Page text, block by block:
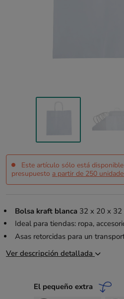
Este artículo sólo está
presupuesto a partir de 250
Bolsa kraft blanca32 x 20 x 32
Ideal para tiendas: ropa,
Asas retorcidas para un
Ver descripción detallada
El pequeño extra